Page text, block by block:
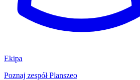
Ekipa
Poznaj zespół Planszeo